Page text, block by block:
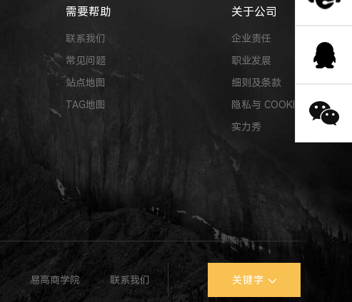
需要帮助
联系我们
常见问题
站点地图
TAG地图
关于公司
企业责任
职业发展
细则及条款
隐私与 COOKIE
实力秀
易高商学院 联系我们 关键字